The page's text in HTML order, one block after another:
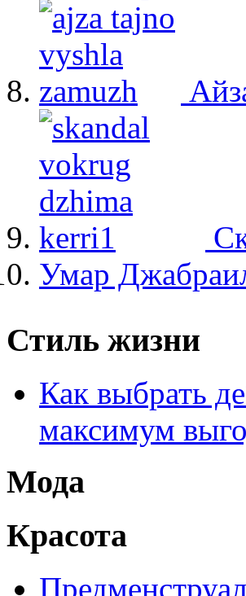
Умар
Стиль жизни
Как выбрать
максимум
Мода
Красота